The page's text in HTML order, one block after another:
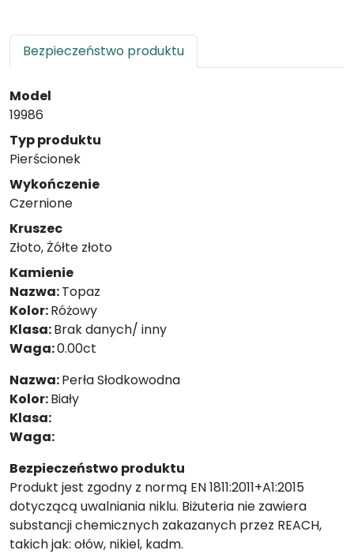
Bezpieczeństwo produktu
Model
19986
Typ produktu
Pierścionek
Wykończenie
Czernione
Kruszec
Złoto, Żółte złoto
Kamienie
Nazwa:Topaz
Kolor:Różowy
Klasa:Brak danych/ inny
Waga:0.00ct
Nazwa:Perła Słodkowodna
Kolor:Biały
Klasa:
Waga:
Bezpieczeństwo produktu
Produkt jest zgodny z normą EN 1811:2011+A1:2015
dotyczącą uwalniania niklu. Biżuteria nie zawiera
substancji chemicznych zakazanych przez REACH,
takich jak: ołów, nikiel, kadm.